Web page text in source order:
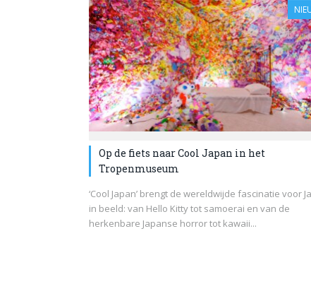
Op de fiets naar Cool Japan in het
Tropenmuseum
‘Cool Japan’ brengt de wereldwijde fascinatie voor
in beeld: van Hello Kitty tot samoerai en van de
herkenbare Japanse horror tot kawaii...